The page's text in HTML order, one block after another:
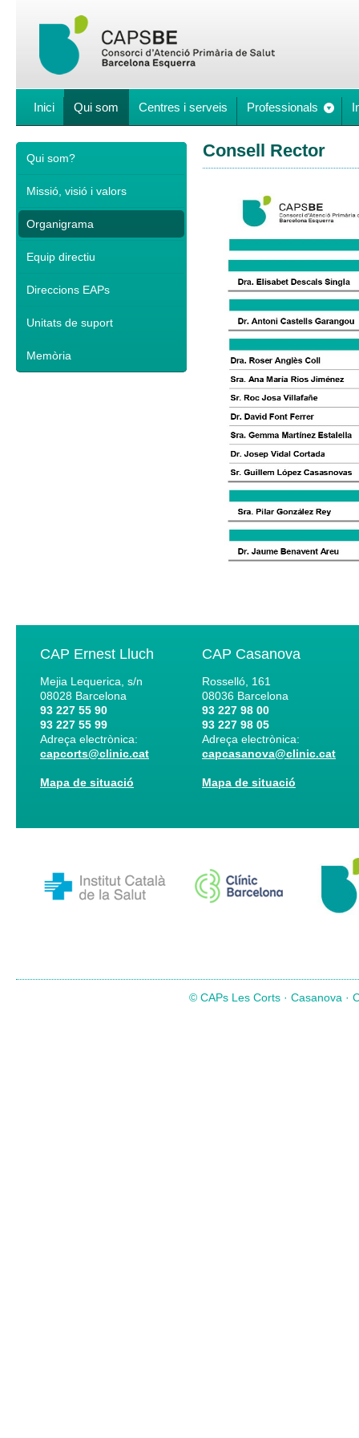
Inici Qui som Centres i serveis Professionals
Qui som?
Missió, visió i valors
Organigrama
Equip directiu
Direccions EAPs
Unitats de suport
Memòria
Consell Rector
CAP Ernest Lluch
Mejia Lequerica, s/n
08028 Barcelona
93 227 55 90
93 227 55 99
Adreça electrònica:
capcorts@clinic.cat
Mapa de situació
CAP Casanova
Rosselló, 161
08036 Barcelona
93 227 98 00
93 227 98 05
Adreça electrònica:
capcasanova@clinic.cat
Mapa de situació
© CAPs Les Corts · Casanova ·